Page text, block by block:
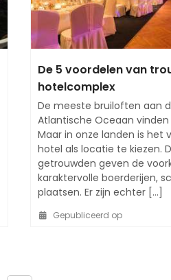
De 5 voordelen van
hotelcomplex
De meeste bruiloften aan
Atlantische Oceaan
Maar in onze landen is het
hotel als locatie te kiezen.
getrouwden geven de
karaktervolle boerderijen,
plaatsen. Er zijn echter [...]
Gepubliceerd op